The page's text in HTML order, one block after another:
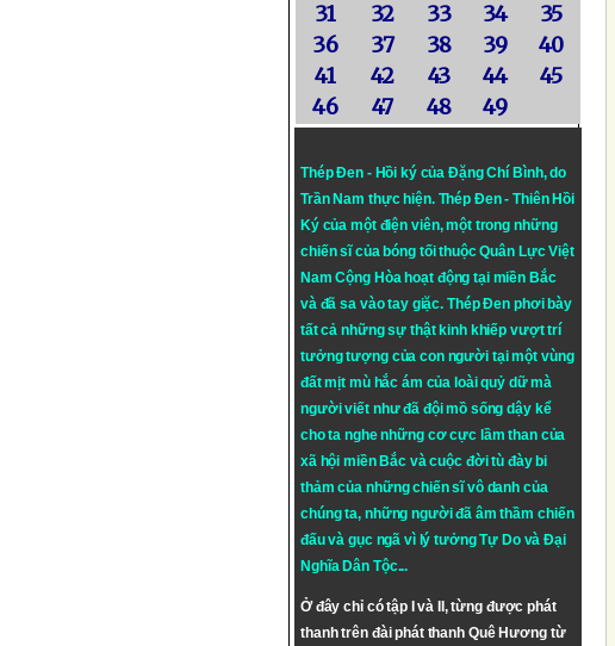
31
32 33 34
35
36
37 38 39
40
41
42 43 44
45
46
47 48 49
Thép Đen - Hồi ký của Đặng Chí Bình, do
Trần Nam thực hiện. Thép Đen- Thiên Hồi
Ký của một điện viên, một trong những
chiến sĩ của bóng tối thuộc Quân Lực Việt
Nam Cộng Hòa hoạt động tại miền Bắc
và đã sa vào tay giặc. Thép Đen phơi bày
tất cả những sự thật kinh khiếp vượt trí
tưởng tượng của con người tại một vùng
đất mịt mù hắc ám của loài quỷ dữ mà
người viết như đã đội mồ sống dậy kể
cho ta nghe những cơ cực lầm than của
xã hội miền Bắc và cuộc đời tù đày bi
thảm của những chiến sĩ vô danh của
chúng ta, những người đã âm thầm chiến
đấu và gục ngã vì lý tưởngTự DovàĐại
Nghĩa Dân Tộc...
Ở đây chỉ có tập I và II, từng được phát
thanh trên đài phát thanh Quê Hương từ